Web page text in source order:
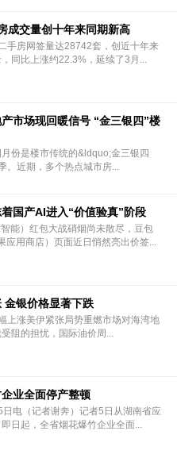
成交量创十年来同期新高
手房网签量达28742套，创近十年来
同比上涨约22.3%，延续了3月...
市场现回暖信号 “金三银四”楼
份是楼市传统的&ldquo;金三银四
。近期，多个热点城市房...
国产AI进入“价值验真”阶段
能）红包大战硝烟尚未散尽，豆包
应用商店）页面近日悄然亮出价签...
金银价格显著下跌
上涨美伊紧张局势重燃市场对海湾地
阻的担忧，国际油价周...
业全面停产整顿
日电（记者谢奔）记者5日从湖南省应
日起，全省烟花爆竹企业全面...